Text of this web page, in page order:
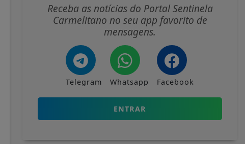
Receba as notícias do Portal Sentinela
Carmelitano no seu app favorito de
mensagens.
Telegram Whatsapp Facebook
ENTRAR